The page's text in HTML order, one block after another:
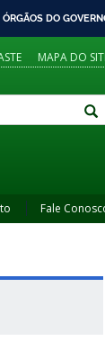
ÓRGÃOS DO
MAPA DO
Fale